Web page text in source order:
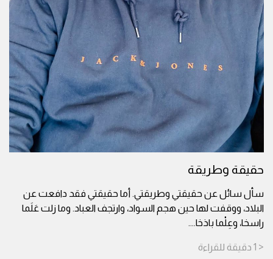
حقيقة وطريقة
سأل سائل عن حقيقتي وطريقتي. أما حقيقتي فقد دافعت عن
البلاد، ووقفت لها حين هجم السواد، وارتجف العباد. وما زلت عَلَما
راسخا، وعِلْما باذخا....
< 1 دقيقة للقراءة